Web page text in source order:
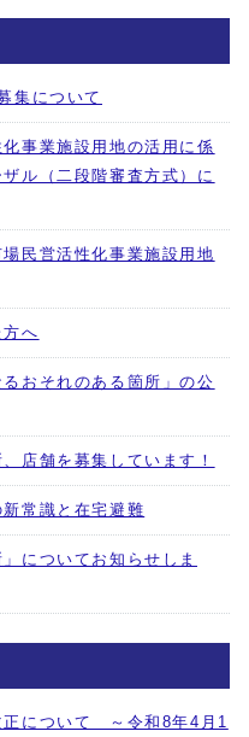
集について
事業施設用地の活用に係
ル（二段階審査方式）に
民営活性化事業施設用地
へ
おそれのある箇所」の公
店舗を募集しています！
新常識と在宅避難
についてお知らせしま
正について ～令和8年4月1